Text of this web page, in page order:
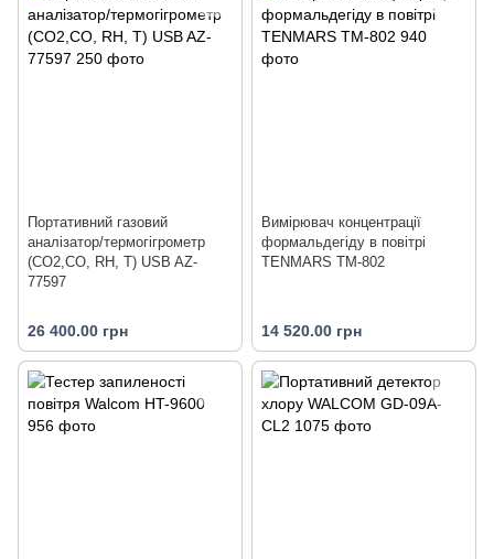
Портативний газовий
аналізатор/термогігрометр
(СО2,СО, RH, T) USB AZ-
77597
26 400.00 грн
Вимірювач концентрації
формальдегіду в повітрі
TENMARS TM-802
14 520.00 грн